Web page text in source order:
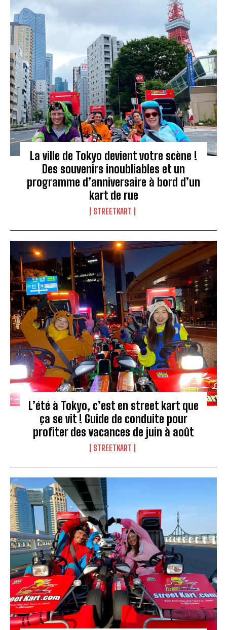
La ville de Tokyo devient votre scène !
Des souvenirs inoubliables et un
programme d’anniversaire à bord d’un
kart de rue
STREETKART
L’été à Tokyo, c’est en street kart que
ça se vit ! Guide de conduite pour
profiter des vacances de juin à août
STREETKART